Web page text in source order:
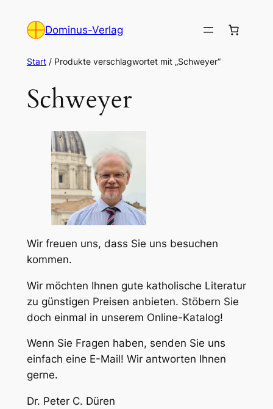
Inhalt
Dominus-Verlag
Start/ Produkte verschlagwortet mit „Schweyer“
Schweyer
Wir freuen uns, dass Sie uns besuchen
kommen.
Wir möchten Ihnen gute katholische Literatur
zu günstigen Preisen anbieten. Stöbern Sie
doch einmal in unserem Online-Katalog!
Wenn Sie Fragen haben, senden Sie uns
einfach eine E-Mail! Wir antworten Ihnen
gerne.
Dr. Peter C. Düren